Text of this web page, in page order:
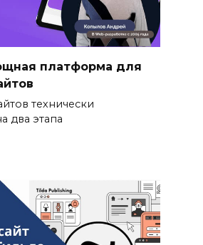
платформа для
технически
два этапа